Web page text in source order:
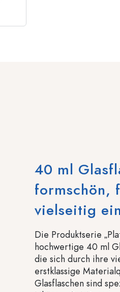
40 ml
formschön,
vielseitig
Die Produktserie
hochwertige 40 ml
die sich durch ihre
erstklassige
Glasflaschen sind